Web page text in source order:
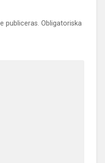
publiceras. Obligatoriska